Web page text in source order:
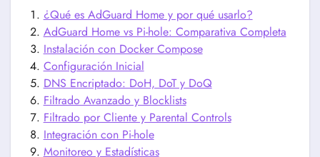
¿Qué es AdGuard Home y por qué usarlo?
AdGuard Home vs Pi-hole: Comparativa Completa
Instalación con Docker Compose
Configuración Inicial
DNS Encriptado: DoH, DoT y DoQ
Filtrado Avanzado y Blocklists
Filtrado por Cliente y Parental Controls
Integración con Pi-hole
Monitoreo y Estadísticas